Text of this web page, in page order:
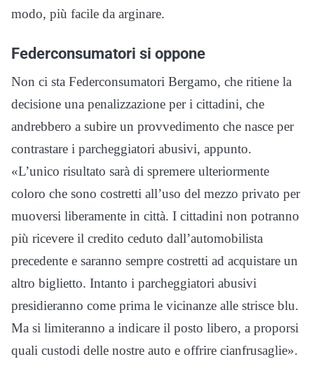
modo, più facile da arginare.
Federconsumatori si oppone
Non ci sta Federconsumatori Bergamo, che ritiene la
decisione una penalizzazione per i cittadini, che
andrebbero a subire un provvedimento che nasce per
contrastare i parcheggiatori abusivi, appunto.
«L’unico risultato sarà di spremere ulteriormente
coloro che sono costretti all’uso del mezzo privato per
muoversi liberamente in città. I cittadini non potranno
più ricevere il credito ceduto dall’automobilista
precedente e saranno sempre costretti ad acquistare un
altro biglietto. Intanto i parcheggiatori abusivi
presidieranno come prima le vicinanze alle strisce blu.
Ma si limiteranno a indicare il posto libero, a proporsi
quali custodi delle nostre auto e offrire cianfrusaglie».